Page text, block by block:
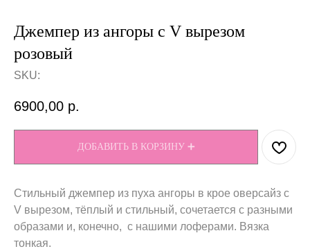
Джемпер из ангоры с V вырезом
розовый
SKU:
6900,00 р.
ДОБАВИТЬ В КОРЗИНУ ➕
Стильный джемпер из пуха ангоры в крое оверсайз с
V вырезом, тёплый и стильный, сочетается с разными
образами и, конечно, с нашими лоферами. Вязка
тонкая.